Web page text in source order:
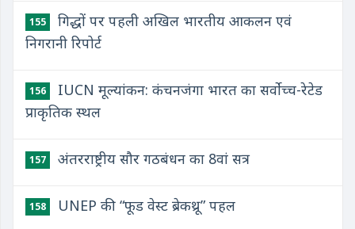
155
गिद्धों पर पहली अखिल भारतीय आकलन एवं
निगरानी रिपोर्ट
156
IUCN मूल्यांकन: कंचनजंगा भारत का सर्वोच्च-रेटेड
प्राकृतिक स्थल
157 अंतरराष्ट्रीय सौर गठबंधन का 8वां सत्र
158 UNEP की “फूड वेस्ट ब्रेकथ्रू” पहल